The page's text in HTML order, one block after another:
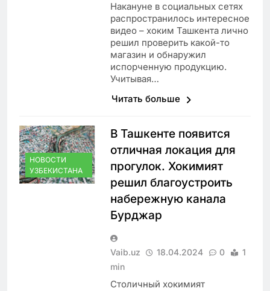
Накануне в социальных сетях
распространилось интересное
видео – хоким Ташкента лично
решил проверить какой-то
магазин и обнаружил
испорченную продукцию.
Учитывая…
Читать больше
НОВОСТИ
УЗБЕКИСТАНА
В Ташкенте появится
отличная локация для
прогулок. Хокимият
решил благоустроить
набережную канала
Бурджар
Vaib.uz 18.04.2024 0
1
min
Столичный хокимият